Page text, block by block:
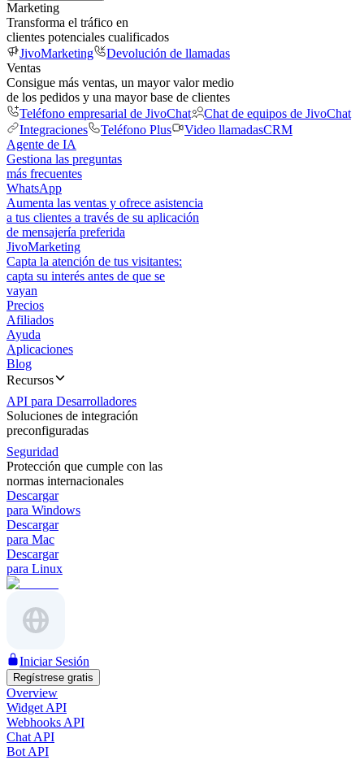
Marketing
Transforma el tráfico en
clientes potenciales cualificados
JivoMarketing
Devolución de llamadas
Ventas
Consigue más ventas, un mayor valor medio
de los pedidos y una mayor base de clientes
Teléfono empresarial de JivoChat
Chat de equipos de JivoChat
Integraciones
Teléfono Plus Video llamadasCRM
Agente de IA
Gestiona las preguntas
más frecuentes
WhatsApp
Aumenta las ventas y ofrece asistencia
a tus clientes a través de su aplicación
de mensajería preferida
JivoMarketing
Capta la atención de tus visitantes:
capta su interés antes de que se
vayan
Precios
Afiliados
Ayuda
Aplicaciones
Blog
Recursos
API para Desarrolladores
Soluciones de integración
preconfiguradas
Seguridad
Protección que cumple con las
normas internacionales
Descargar
para Windows
Descargar
para Mac
Descargar
para Linux
Iniciar Sesión
Regístrese gratis
Overview
Widget API
Webhooks API
Chat API
Bot API